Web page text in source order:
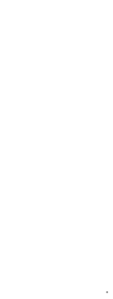
・